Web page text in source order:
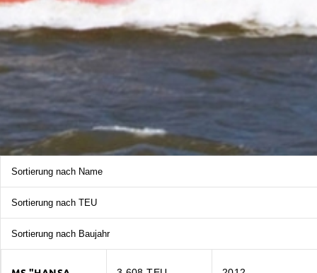
Sortierung nach Name
Sortierung nach TEU
Sortierung nach Baujahr